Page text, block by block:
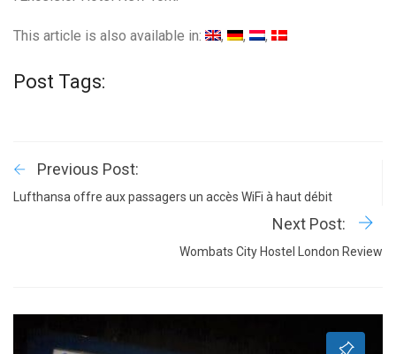
This article is also available in:
Post Tags:
Previous Post:
Lufthansa offre aux passagers un accès WiFi à haut débit
Next Post:
Wombats City Hostel London Review